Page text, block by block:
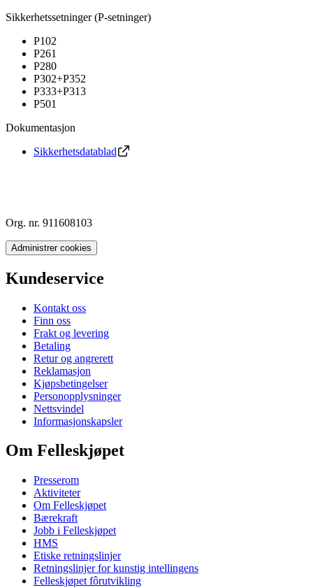
Sikkerhetssetninger (P-setninger)
P102
P261
P280
P302+P352
P333+P313
P501
Dokumentasjon
Sikkerhetsdatablad
Org. nr. 911608103
Administrer cookies
Kundeservice
Kontakt oss
Finn oss
Frakt og levering
Betaling
Retur og angrerett
Reklamasjon
Kjøpsbetingelser
Personopplysninger
Nettsvindel
Informasjonskapsler
Om Felleskjøpet
Presserom
Aktiviteter
Om Felleskjøpet
Bærekraft
Jobb i Felleskjøpet
HMS
Etiske retningslinjer
Retningslinjer for kunstig intellingens
Felleskjøpet fôrutvikling